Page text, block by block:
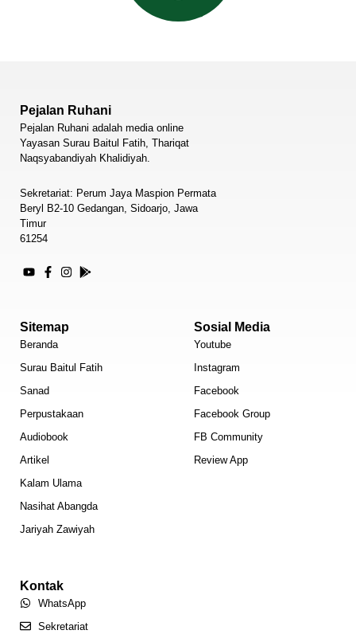
Pejalan Ruhani
Pejalan Ruhani adalah media online
Yayasan Surau Baitul Fatih, Thariqat
Naqsyabandiyah Khalidiyah.
Sekretariat: Perum Jaya Maspion Permata
Beryl B2-10 Gedangan, Sidoarjo, Jawa
Timur
61254
Sitemap
Beranda
Surau Baitul Fatih
Sanad
Perpustakaan
Audiobook
Artikel
Kalam Ulama
Nasihat Abangda
Jariyah Zawiyah
Sosial Media
Youtube
Instagram
Facebook
Facebook Group
FB Community
Review App
Kontak
WhatsApp
Sekretariat